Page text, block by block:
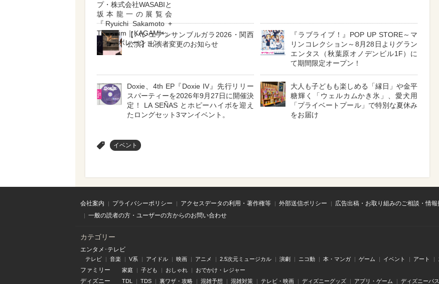
プ・株式会社WASABIと
坂本龍一の展覧会
『Ryuichi Sakamoto +
Tin Drum｜KAGAMI+』
がコラボレーション
【バレエアンサンブルガラ2026・関西
公演】出演者変更のお知らせ
『ラブライブ！』POP UP STORE～マ
リンコレクション～8月28日よりグラン
エンタス（秋葉原オノデンビル1F）に
て期間限定オープン！
Doxie、4th EP『Doxie IV』先行リリー
スパーティーを2026年9月27日に開催決
定！ LA SEÑAS とホピーハイボを迎え
たロングセット3マンイベント。
大人も子どもも楽しめる「縁日」や金平
糖輝く「ウェルカムかき氷」、愛犬用
「プライベートプール」で特別な夏休み
をお届け
イベント
会社案内 プライバシーポリシー アクセスデータの利用・著作権等 外部送信ポリシー
広告出稿・お取り組みのご相談・情
一般の読者の方・ユーザーの方からのお問い合わせ
カテゴリー
エンタメ･テレビ
テレビ 音楽 V系 アイドル 映画 アニメ 2.5次元ミュージカル 演劇 ニコ動 本・マンガ ゲーム イベント アート
ファミリー 家庭 子ども おしゃれ おでかけ・レジャー
ディズニー TDL TDS 裏ワザ・攻略 混雑予想 混雑対策 テレビ・映画 ディズニーグッズ アプリ・ゲーム ディズニーパス